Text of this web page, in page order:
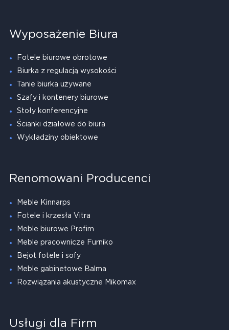
Wyposażenie Biura
Fotele biurowe obrotowe
Biurka z regulacją wysokości
Tanie biurka używane
Szafy i kontenery biurowe
Stoły konferencyjne
Ścianki działowe do biura
Wykładziny obiektowe
Renomowani Producenci
Meble Kinnarps
Fotele i krzesła Vitra
Meble biurowe Profim
Meble pracownicze Furniko
Bejot fotele i sofy
Meble gabinetowe Balma
Rozwiązania akustyczne Mikomax
Usługi dla Firm